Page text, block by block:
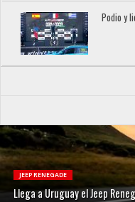
Podio y
JEEP RENEGADE
Llega a Uruguay el Jeep